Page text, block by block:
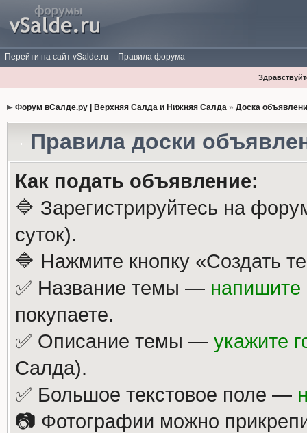
Перейти на сайт vSalde.ru Правила форума
Форум вСалде.ру | Верхняя Салда и Нижняя Салда» Доска
Правила доски
Как подать объявление:
🔷 Зарегистрируйтесь на
суток).
🔷 Нажмите кнопку «Создать
✅ Название темы — напишите
покупаете.
✅ Описание темы — укажите
Салда).
✅ Большое текстовое поле —
📷 Фотографии можно